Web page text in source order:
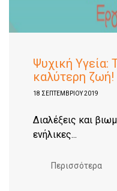
Ψυχική Υγεία:
καλύτερη ζωή!
18 ΣΕΠΤΕΜΒΡΊΟΥ 2019
Διαλέξεις και
ενήλικες...
Περισσότερα